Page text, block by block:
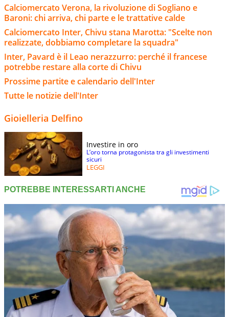
Calciomercato Verona, la rivoluzione di Sogliano e
Baroni: chi arriva, chi parte e le trattative calde
Calciomercato Inter, Chivu stana Marotta: "Scelte non
realizzate, dobbiamo completare la squadra"
Inter, Pavard è il Leao nerazzurro: perché il francese
potrebbe restare alla corte di Chivu
Prossime partite e calendario dell'Inter
Tutte le notizie dell'Inter
Gioielleria Delfino
Investire in oro
L’oro torna protagonista tra gli investimenti
sicuri
LEGGI